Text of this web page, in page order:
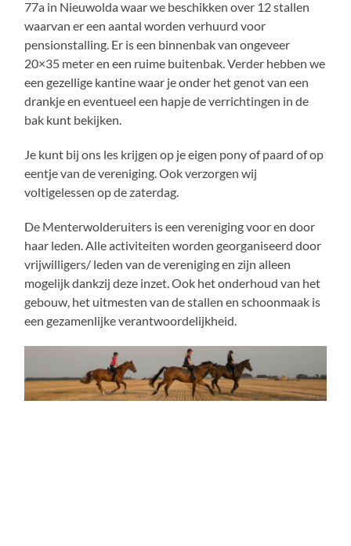
77a in Nieuwolda waar we beschikken over 12 stallen
waarvan er een aantal worden verhuurd voor
pensionstalling. Er is een binnenbak van ongeveer
20×35 meter en een ruime buitenbak. Verder hebben we
een gezellige kantine waar je onder het genot van een
drankje en eventueel een hapje de verrichtingen in de
bak kunt bekijken.
Je kunt bij ons les krijgen op je eigen pony of paard of op
eentje van de vereniging. Ook verzorgen wij
voltigelessen op de zaterdag.
De Menterwolderuiters is een vereniging voor en door
haar leden. Alle activiteiten worden georganiseerd door
vrijwilligers/ leden van de vereniging en zijn alleen
mogelijk dankzij deze inzet. Ook het onderhoud van het
gebouw, het uitmesten van de stallen en schoonmaak is
een gezamenlijke verantwoordelijkheid.